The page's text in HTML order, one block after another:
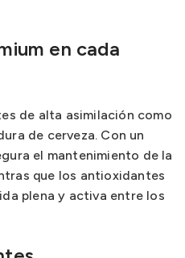
en cada
de alta asimilación como
de cerveza. Con un
el mantenimiento de la
que los antioxidantes
plena y activa entre los